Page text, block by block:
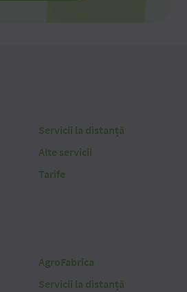
Servicii la distanță
Alte servicii
Tarife
AgroFabrica
Servicii la distanță